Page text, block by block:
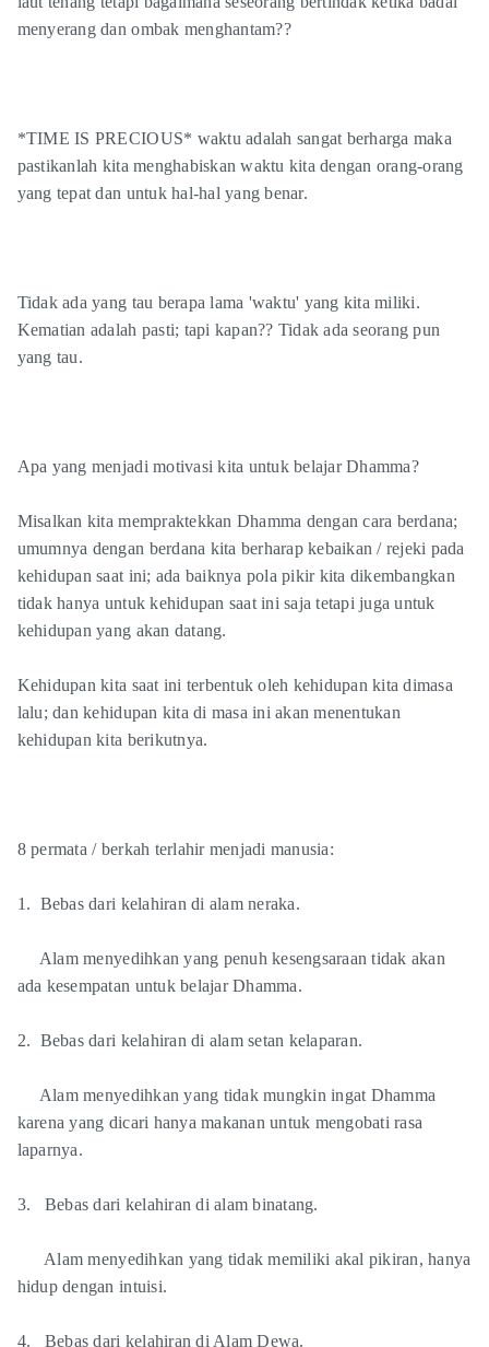
menyerang dan ombak menghantam??
*TIME IS PRECIOUS* waktu adalah sangat berharga maka
pastikanlah kita menghabiskan waktu kita dengan orang-orang
yang tepat dan untuk hal-hal yang benar.
Tidak ada yang tau berapa lama 'waktu' yang kita miliki.
Kematian adalah pasti; tapi kapan?? Tidak ada seorang pun
yang tau.
Apa yang menjadi motivasi kita untuk belajar Dhamma?
Misalkan kita mempraktekkan Dhamma dengan cara berdana;
umumnya dengan berdana kita berharap kebaikan / rejeki pada
kehidupan saat ini; ada baiknya pola pikir kita dikembangkan
tidak hanya untuk kehidupan saat ini saja tetapi juga untuk
kehidupan yang akan datang.
Kehidupan kita saat ini terbentuk oleh kehidupan kita dimasa
lalu; dan kehidupan kita di masa ini akan menentukan
kehidupan kita berikutnya.
8 permata / berkah terlahir menjadi manusia:
1. Bebas dari kelahiran di alam neraka.
Alam menyedihkan yang penuh kesengsaraan tidak akan
ada kesempatan untuk belajar Dhamma.
2. Bebas dari kelahiran di alam setan kelaparan.
Alam menyedihkan yang tidak mungkin ingat Dhamma
karena yang dicari hanya makanan untuk mengobati rasa
laparnya.
3. Bebas dari kelahiran di alam binatang.
Alam menyedihkan yang tidak memiliki akal pikiran, hanya
hidup dengan intuisi.
4. Bebas dari kelahiran di Alam Dewa.